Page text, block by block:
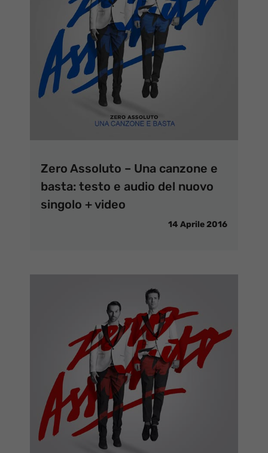
Zero Assoluto – Una canzone e
basta: testo e audio del nuovo
singolo + video
14 Aprile 2016